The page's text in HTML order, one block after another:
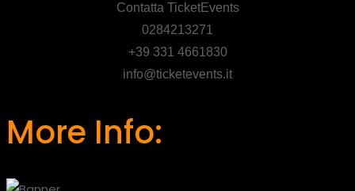
Contatta TicketEvents
0284213271
+39 331 4661830
info@ticketevents.it
More Info: